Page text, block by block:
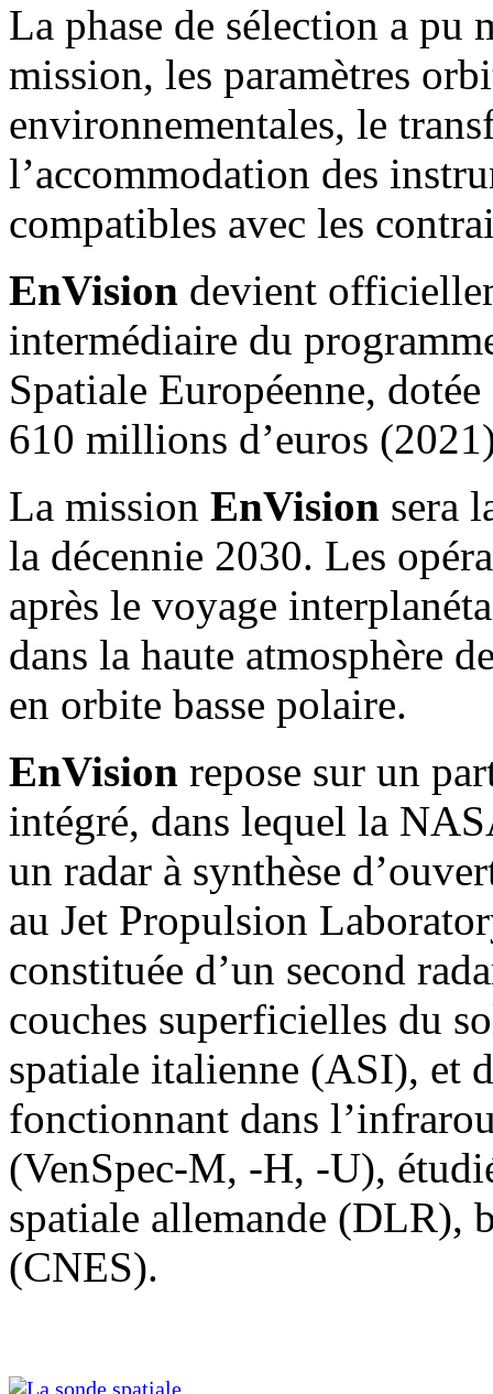
La phase de sélection a pu
mission, les paramètres
environnementales, le
l’accommodation des
compatibles avec les
EnVision devient
intermédiaire du
Spatiale Européenne,
610 millions d’euros
La mission EnVision sera
la décennie 2030. Les
après le voyage
dans la haute atmosphère
en orbite basse polaire.
EnVision repose sur un
intégré, dans lequel la
un radar à synthèse
au Jet Propulsion
constituée d’un second
couches superficielles du
spatiale italienne (ASI), et
fonctionnant dans
(VenSpec-M, -H, -U),
spatiale allemande (DLR),
(CNES).